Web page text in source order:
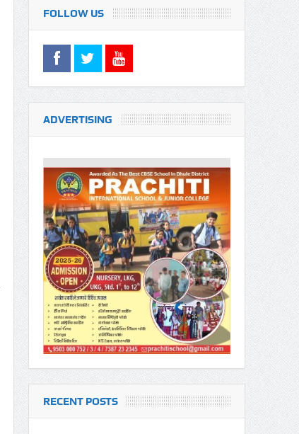
FOLLOW US
ADVERTISING
RECENT POSTS